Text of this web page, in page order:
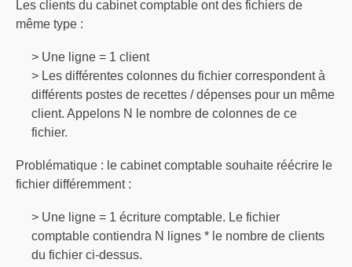
Les clients du cabinet comptable ont des fichiers de
même type :
> Une ligne = 1 client
> Les différentes colonnes du fichier correspondent à
différents postes de recettes / dépenses pour un même
client. Appelons N le nombre de colonnes de ce
fichier.
Problématique : le cabinet comptable souhaite réécrire le
fichier différemment :
> Une ligne = 1 écriture comptable. Le fichier
comptable contiendra N lignes * le nombre de clients
du fichier ci-dessus.